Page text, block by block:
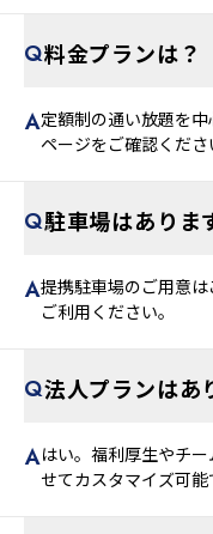
料金プランは？
定額制の通い放題を
ページをご確認くだ
駐車場はありま
提携駐車場のご用意
ご利用ください。
法人プランはあ
はい。福利厚生やチ
せてカスタマイズ可能